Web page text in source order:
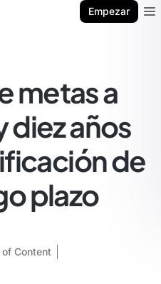
Empezar
metas a
diez años
de
plazo
of Content